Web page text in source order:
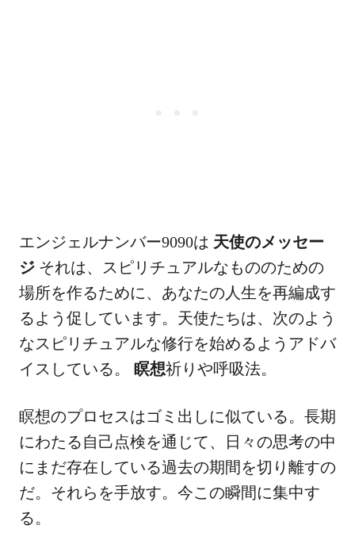
エンジェルナンバー9090は 天使のメッセー
ジ それは、スピリチュアルなもののための
場所を作るために、あなたの人生を再編成す
るよう促しています。天使たちは、次のよう
なスピリチュアルな修行を始めるようアドバ
イスしている。 瞑想祈りや呼吸法。
瞑想のプロセスはゴミ出しに似ている。長期
にわたる自己点検を通じて、日々の思考の中
にまだ存在している過去の期間を切り離すの
だ。それらを手放す。今この瞬間に集中す
る。